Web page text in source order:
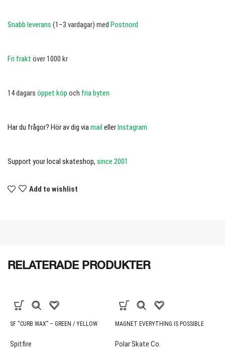
Snabb leverans (1–3 vardagar) med Postnord
Fri frakt över 1000 kr
14 dagars öppet köp och fria byten
Har du frågor? Hör av dig viamail ellerInstagram
Support your local skateshop, since 2001
Add to wishlist
RELATERADE PRODUKTER
SF “CURB WAX” – GREEN / YELLOW
Spitfire
MAGNET EVERYTHING IS POSSIBLE
Polar Skate Co.